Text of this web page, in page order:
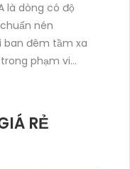
là dòng có độ
nén
ban đêm tầm xa
phạm vi
RẺ